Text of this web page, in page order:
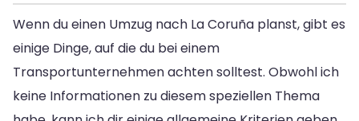
Wenn du einen Umzug nach La Coruña planst, gibt es
einige Dinge, auf die du bei einem
Transportunternehmen achten solltest. Obwohl ich
keine Informationen zu diesem speziellen Thema